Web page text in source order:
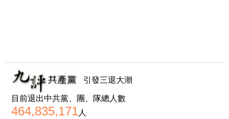
引發三退大潮
目前退出中共黨、團、隊總人數
464,835,171人